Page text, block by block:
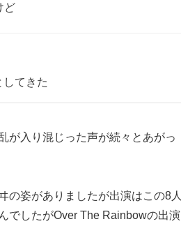
ど
てきた
が入り混じった声が続々とあがっ
の姿がありましたが出演はこの8人
でしたがOver The Rainbowの出演